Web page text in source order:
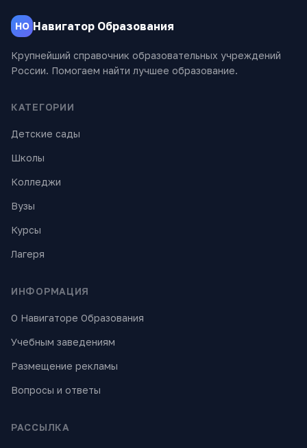
НО Навигатор Образования
Крупнейший справочник образовательных учреждений
России. Помогаем найти лучшее образование.
КАТЕГОРИИ
Детские сады
Школы
Колледжи
Вузы
Курсы
Лагеря
ИНФОРМАЦИЯ
О Навигаторе Образования
Учебным заведениям
Размещение рекламы
Вопросы и ответы
РАССЫЛКА